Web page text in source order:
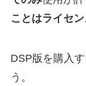
ことはライセ
DSP版を購入
う。